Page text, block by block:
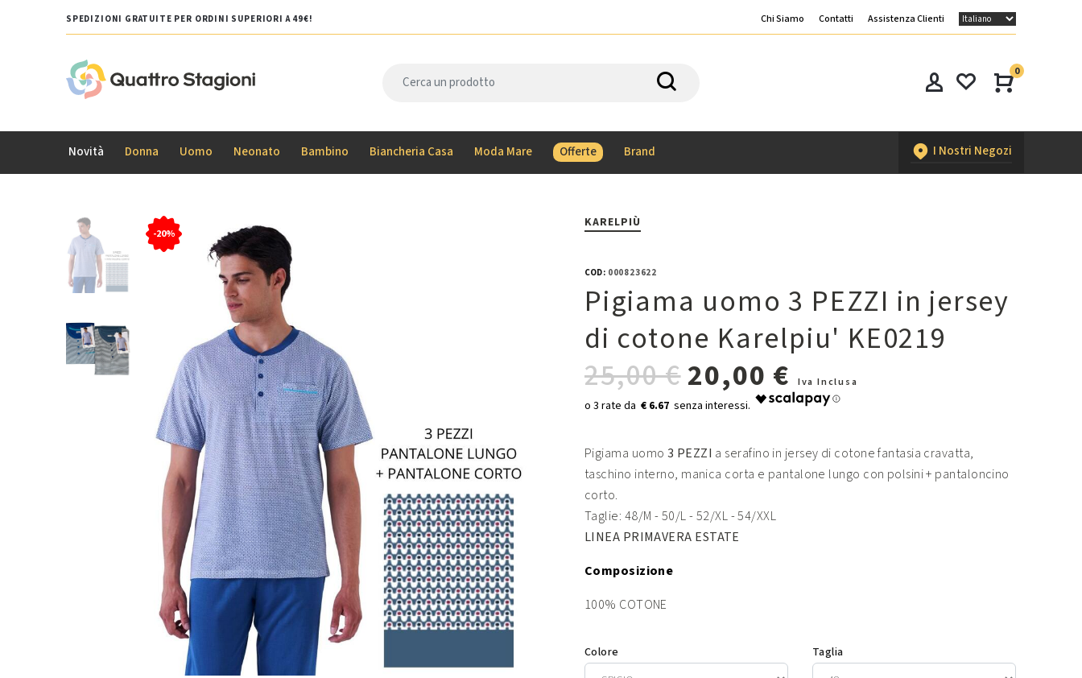
SPEDIZIONI GRATUITE PER ORDINI SUPERIORI A 49€! Chi Siamo Contatti Assistenza Clienti
0
Novità Donna Uomo Neonato Bambino Biancheria Casa Moda Mare Offerte Brand I Nostri Negozi
-20%
KARELPIÙ
COD:000823622
Pigiama uomo 3 PEZZI in jersey
di cotone Karelpiu' KE0219
25,00 €20,00 € Iva Inclusa
€ 6.67
Pigiama uomo 3 PEZZI a serafino in jersey di cotone fantasia cravatta,
taschino interno, manica corta e pantalone lungo con polsini + pantaloncino
corto.
Taglie: 48/M - 50/L - 52/XL - 54/XXL
LINEA PRIMAVERA ESTATE
Composizione
100% COTONE
Colore Taglia